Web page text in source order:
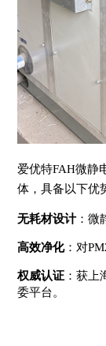
爱优特FAH微静
体，具备以下优
无耗材设计：微
高效净化：对
权威认证 ：获
委平台。